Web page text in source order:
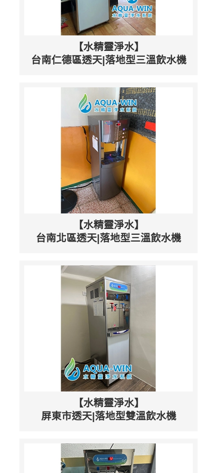
【水精靈淨水】
台南仁德區透天|落地型三溫飲水機
【水精靈淨水】
台南北區透天|落地型三溫飲水機
【水精靈淨水】
屏東市透天|落地型雙溫飲水機